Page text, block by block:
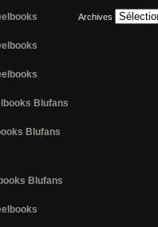
Blufans
Blufans
Blufans
Archives